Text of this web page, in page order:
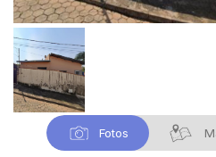
Fotos